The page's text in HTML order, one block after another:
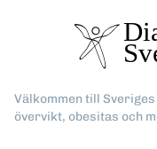
Välkommen till
övervikt, obesitas och